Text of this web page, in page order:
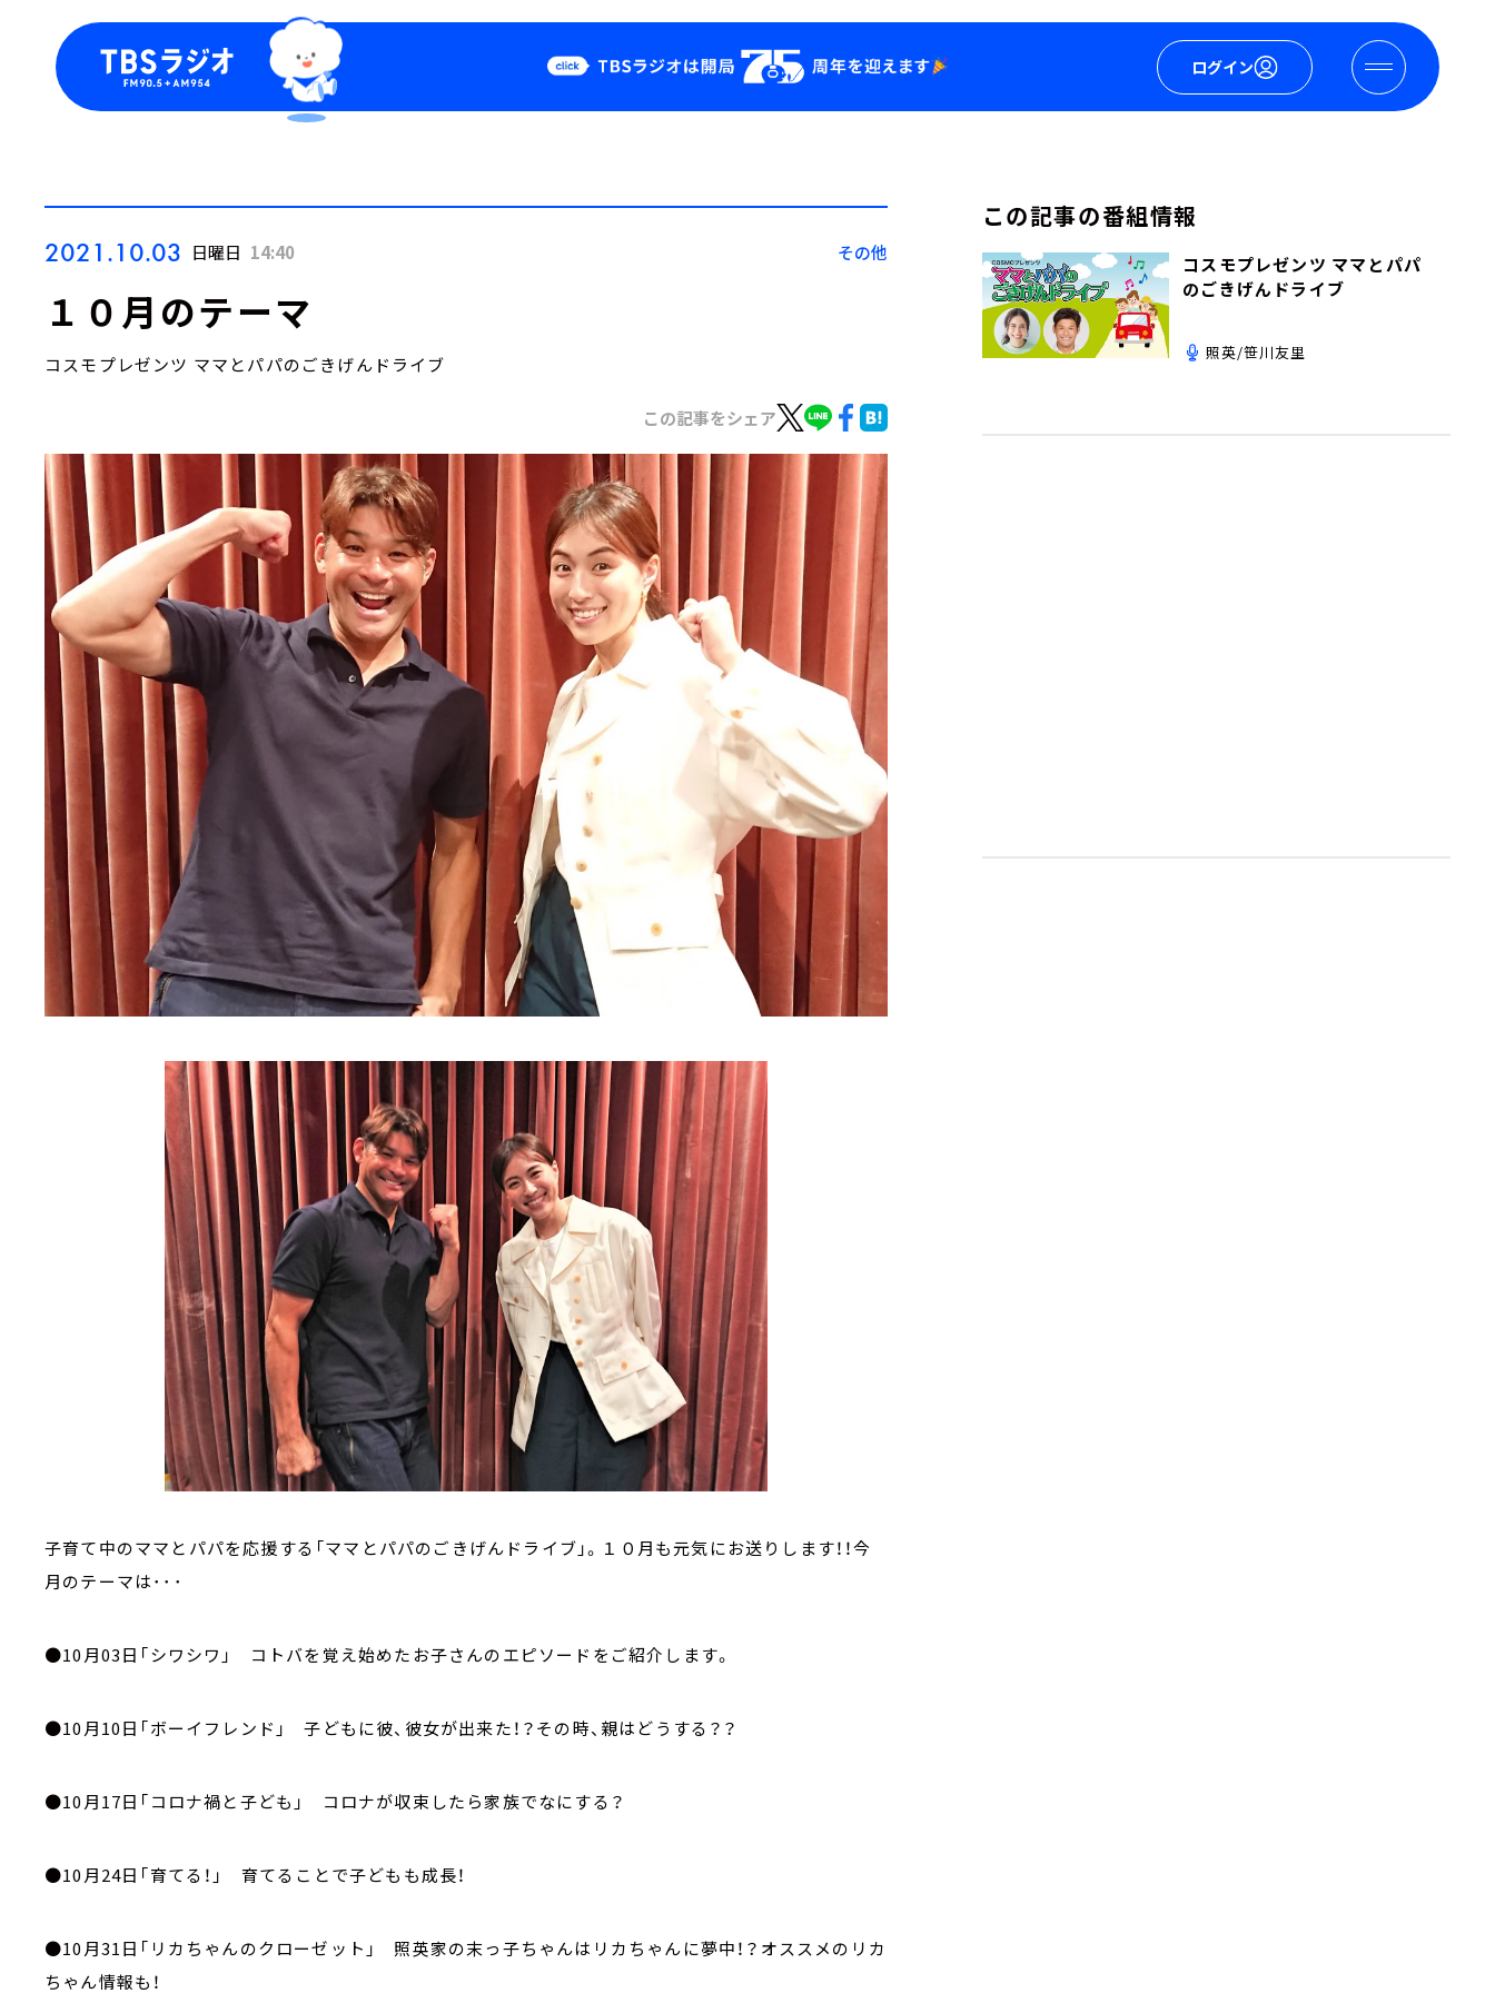
ログイン
Podcast
YouTube
2021.10.03 日曜日 14:40 その他
１０月のテーマ
コスモプレゼンツ ママとパパのごきげんドライブ
この記事をシェア
子育て中のママとパパを応援する「ママとパパのごきげんドライブ」。１０月も元気にお送りします！！今
月のテーマは･･･
●10月03日「シワシワ」 コトバを覚え始めたお子さんのエピソードをご紹介します。
●10月10日「ボーイフレンド」 子どもに彼、彼女が出来た！？その時、親はどうする？？
●10月17日「コロナ禍と子ども」 コロナが収束したら家族でなにする？
●10月24日「育てる！」 育てることで子どもも成長！
●10月31日「リカちゃんのクローゼット」 照英家の末っ子ちゃんはリカちゃんに夢中！？オススメのリカ
ちゃん情報も！
この記事の番組情報
コスモプレゼンツ ママとパパ
のごきげんドライブ
照英/笹川友里